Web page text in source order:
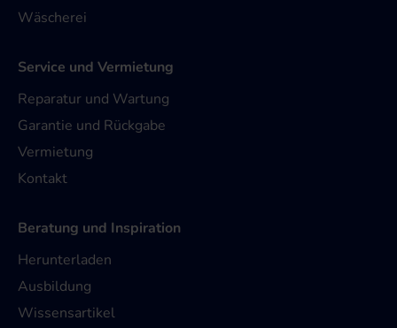
Wäscherei
Service und Vermietung
Reparatur und Wartung
Garantie und Rückgabe
Vermietung
Kontakt
Beratung und Inspiration
Herunterladen
Ausbildung
Wissensartikel